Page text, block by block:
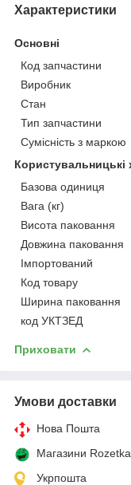
Характеристики
Основні
Код запчастини
Виробник
Стан
Тип запчастини
Сумісність з маркою
Користувальницькі
Базова одиниця
Вага (кг)
Висота паковання
Довжина паковання
Імпортований
Код товару
Ширина паковання
код УКТЗЕД
Приховати
Умови доставки
Нова Пошта
Магазини Rozetka
Укрпошта